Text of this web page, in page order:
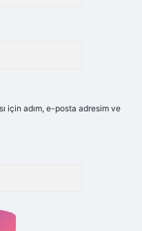
için adım, e-posta adresim ve